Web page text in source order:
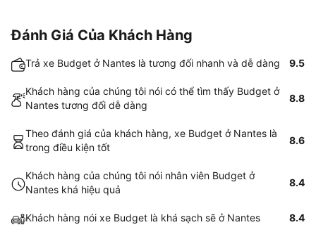
Đánh Giá Của Khách Hàng
Trả xe Budget ở Nantes là tương đối nhanh và dễ dàng 9.5
Khách hàng của chúng tôi nói có thể tìm thấy Budget ở
Nantes tương đối dễ dàng
8.8
Theo đánh giá của khách hàng, xe Budget ở Nantes là
trong điều kiện tốt
8.6
Khách hàng của chúng tôi nói nhân viên Budget ở
Nantes khá hiệu quả
8.4
Khách hàng nói xe Budget là khá sạch sẽ ở Nantes 8.4